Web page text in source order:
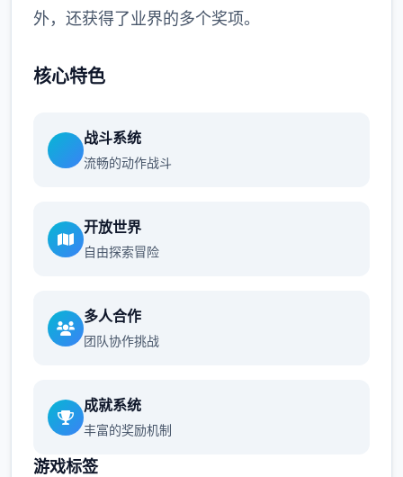
外，还获得了业界的多个奖项。
核心特色
战斗系统
流畅的动作战斗
开放世界
自由探索冒险
多人合作
团队协作挑战
成就系统
丰富的奖励机制
游戏标签